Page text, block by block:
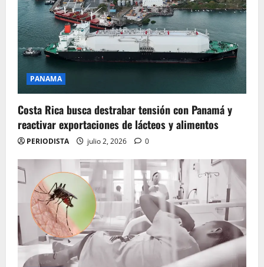
PANAMA
Costa Rica busca destrabar tensión con Panamá y
reactivar exportaciones de lácteos y alimentos
PERIODISTA julio 2, 2026 0